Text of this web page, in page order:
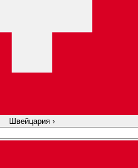
Швейцария ›